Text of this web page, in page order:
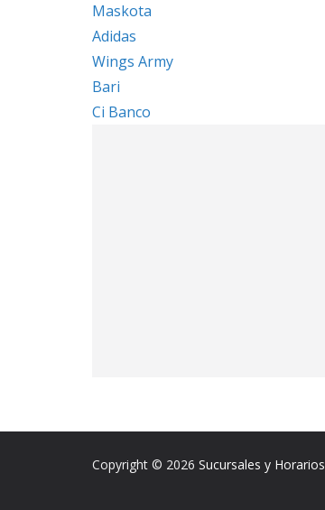
Maskota
Adidas
Wings Army
Bari
Ci Banco
Copyright © 2026 Sucursales y Horarios